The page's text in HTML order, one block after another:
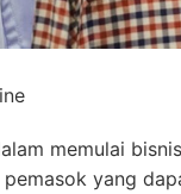
memulai
yang